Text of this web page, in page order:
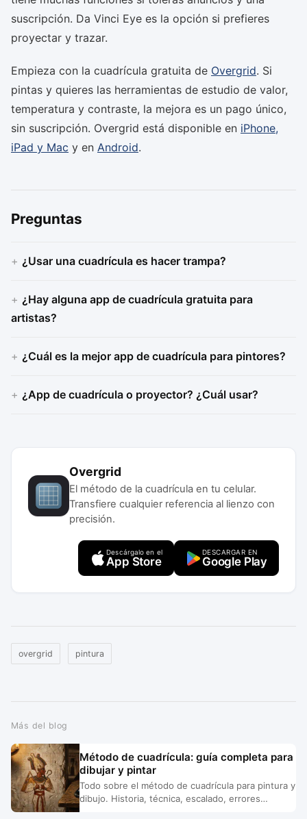
suscripción. Da Vinci Eye es la opción si prefieres
proyectar y trazar.
Empieza con la cuadrícula gratuita de Overgrid. Si
pintas y quieres las herramientas de estudio de valor,
temperatura y contraste, la mejora es un pago único,
sin suscripción. Overgrid está disponible en iPhone,
iPad y Mac y en Android.
Preguntas
¿Usar una cuadrícula es hacer trampa?
¿Hay alguna app de cuadrícula gratuita para
artistas?
¿Cuál es la mejor app de cuadrícula para pintores?
¿App de cuadrícula o proyector? ¿Cuál usar?
Overgrid
El método de la cuadrícula en tu celular.
Transfiere cualquier referencia al lienzo con
precisión.
Descárgalo en el
App Store
DESCARGAR EN
Google Play
overgrid pintura
Más del blog
Método de cuadrícula: guía completa para
dibujar y pintar
Todo sobre el método de cuadrícula para pintura y
dibujo. Historia, técnica, escalado, errores